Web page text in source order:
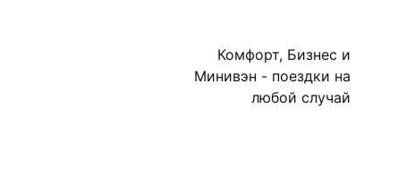
Комфорт, Бизнес и
Минивэн - поездки на
любой случай